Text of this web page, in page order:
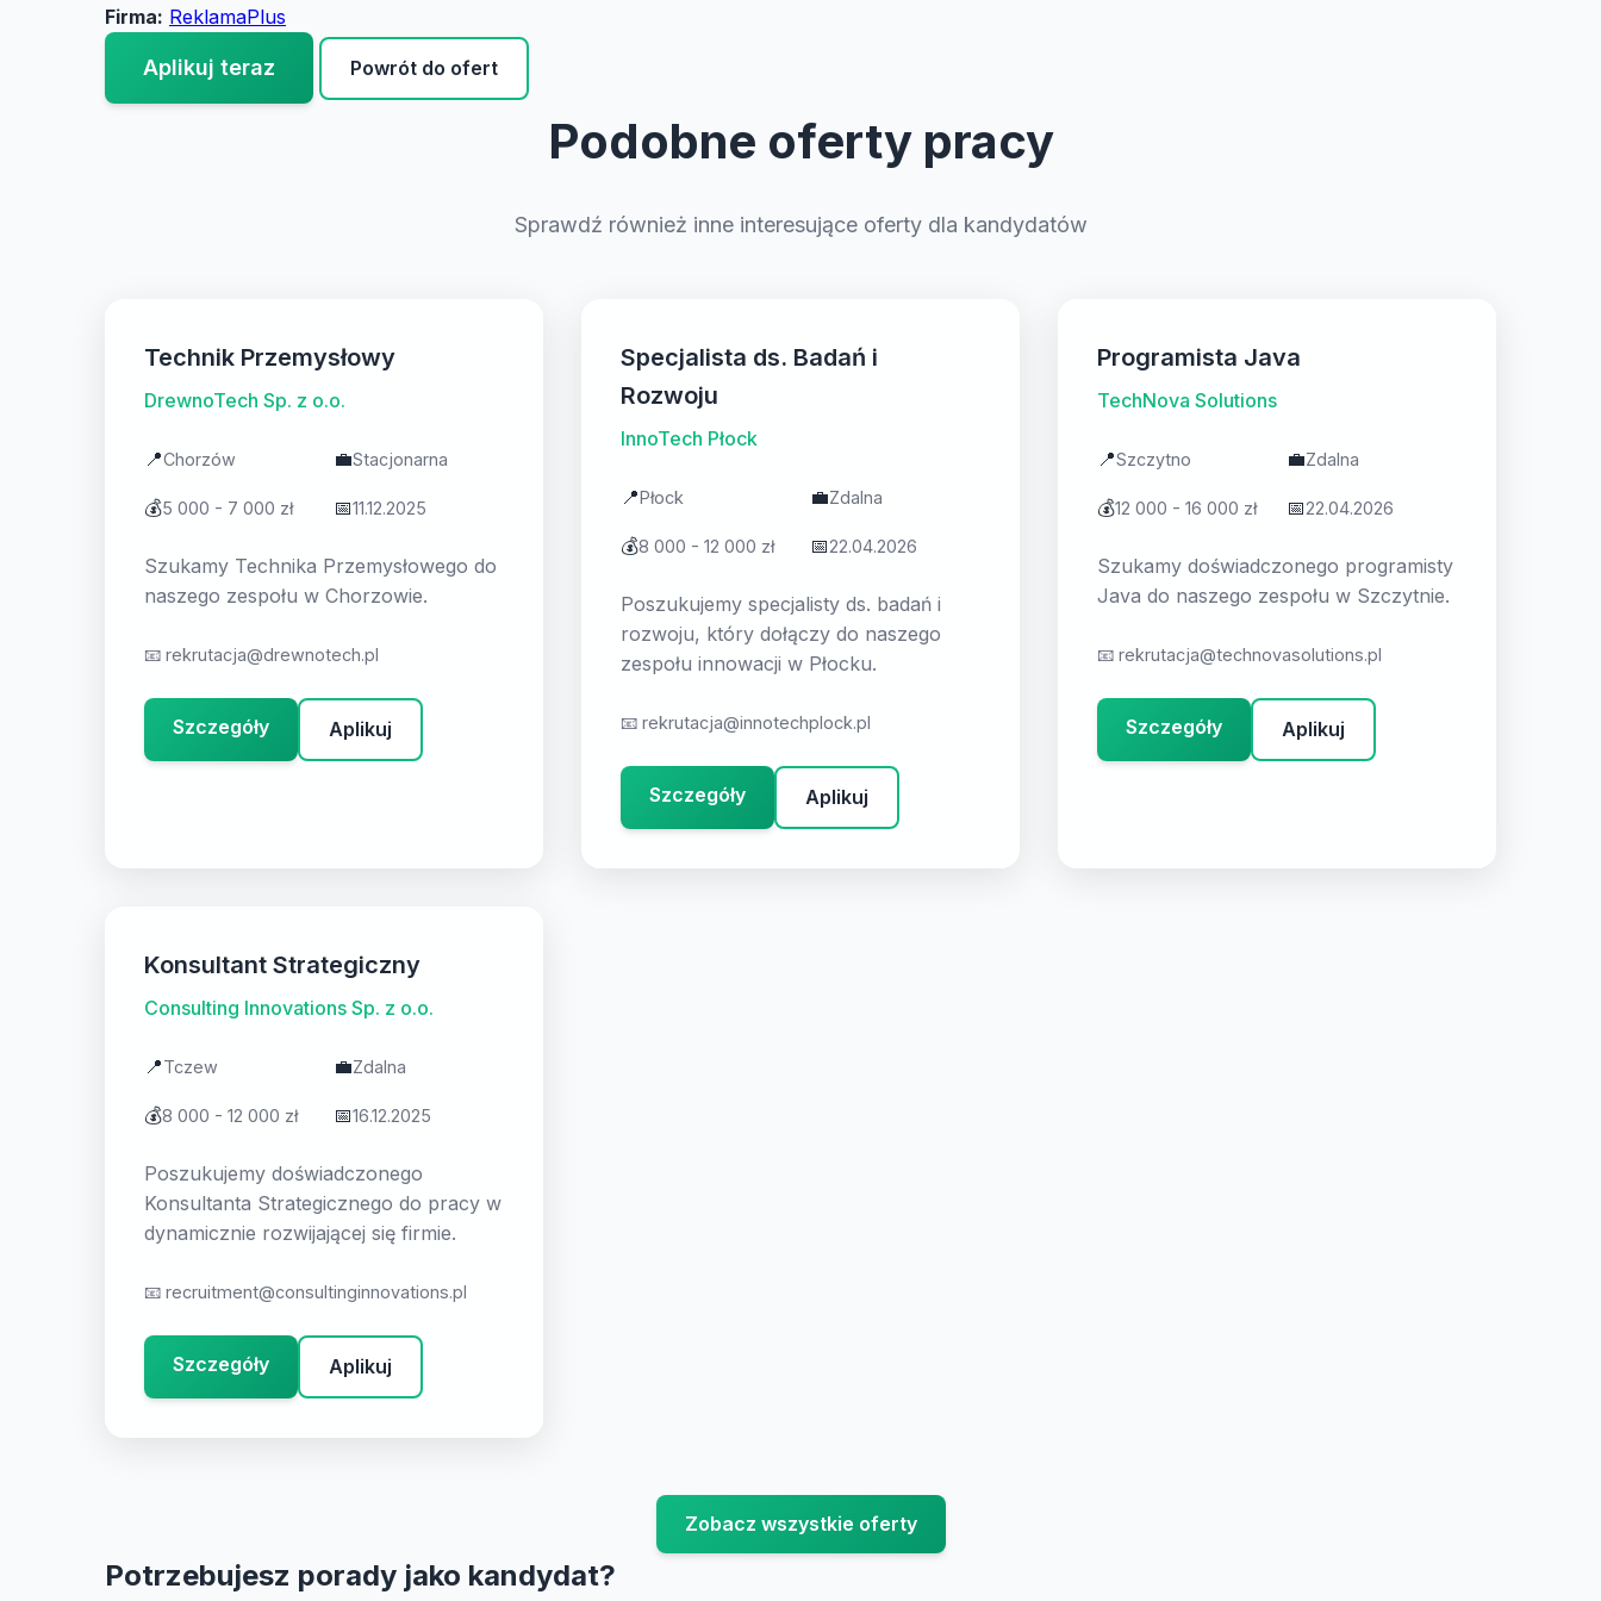
Firma: ReklamaPlus
Aplikuj teraz Powrót do ofert
Podobne oferty pracy
Sprawdź również inne interesujące oferty dla kandydatów
Technik Przemysłowy
DrewnoTech Sp. z o.o.
📍Chorzów 💼Stacjonarna
💰5 000 - 7 000 zł 📅11.12.2025
Szukamy Technika Przemysłowego do
naszego zespołu w Chorzowie.
📧 rekrutacja@drewnotech.pl
Szczegóły Aplikuj
Specjalista ds. Badań i
Rozwoju
InnoTech Płock
📍Płock 💼Zdalna
💰8 000 - 12 000 zł 📅22.04.2026
Poszukujemy specjalisty ds. badań i
rozwoju, który dołączy do naszego
zespołu innowacji w Płocku.
📧 rekrutacja@innotechplock.pl
Szczegóły Aplikuj
Programista Java
TechNova Solutions
📍Szczytno 💼Zdalna
💰12 000 - 16 000 zł 📅22.04.2026
Szukamy doświadczonego programisty
Java do naszego zespołu w Szczytnie.
📧 rekrutacja@technovasolutions.pl
Szczegóły Aplikuj
Konsultant Strategiczny
Consulting Innovations Sp. z o.o.
📍Tczew 💼Zdalna
💰8 000 - 12 000 zł 📅16.12.2025
Poszukujemy doświadczonego
Konsultanta Strategicznego do pracy w
dynamicznie rozwijającej się firmie.
📧 recruitment@consultinginnovations.pl
Szczegóły Aplikuj
Zobacz wszystkie oferty
Potrzebujesz porady jako kandydat?